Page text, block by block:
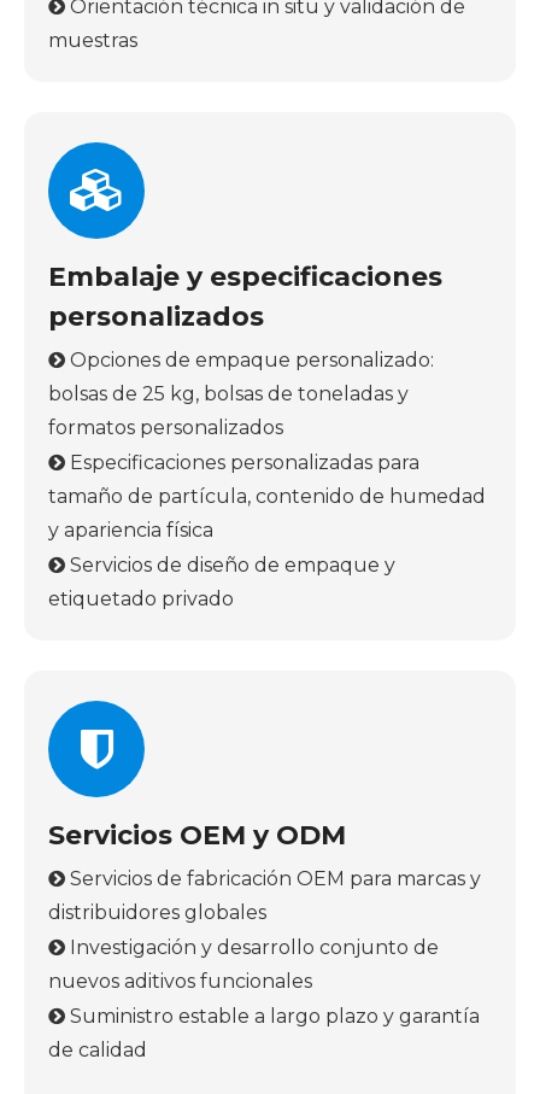
 Orientación técnica in situ y validación de
muestras
Embalaje y especificaciones
personalizados
 Opciones de empaque personalizado:
bolsas de 25 kg, bolsas de toneladas y
formatos personalizados
 Especificaciones personalizadas para
tamaño de partícula, contenido de humedad
y apariencia física
 Servicios de diseño de empaque y
etiquetado privado
Servicios OEM y ODM
 Servicios de fabricación OEM para marcas y
distribuidores globales
 Investigación y desarrollo conjunto de
nuevos aditivos funcionales
 Suministro estable a largo plazo y garantía
de calidad